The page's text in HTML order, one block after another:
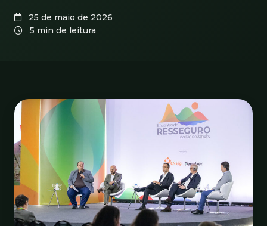
25 de maio de 2026
5 min de leitura